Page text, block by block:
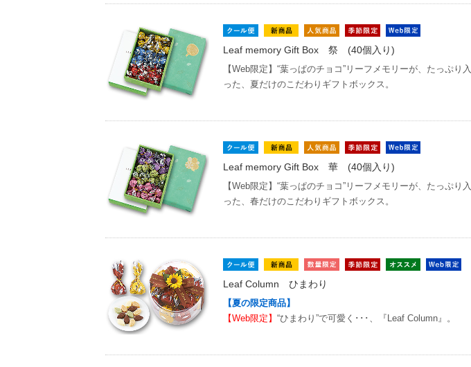
Leaf memory Gift Box 祭 (40個入り)
【Web限定】“葉っぱのチョコ”リーフメモリーが、たっぷり入
った、夏だけのこだわりギフトボックス。
Leaf memory Gift Box 華 (40個入り)
【Web限定】“葉っぱのチョコ”リーフメモリーが、たっぷり入
った、春だけのこだわりギフトボックス。
Leaf Column ひまわり
【夏の限定商品】
【Web限定】 “ひまわり”で可愛く･･･、『Leaf Column』。